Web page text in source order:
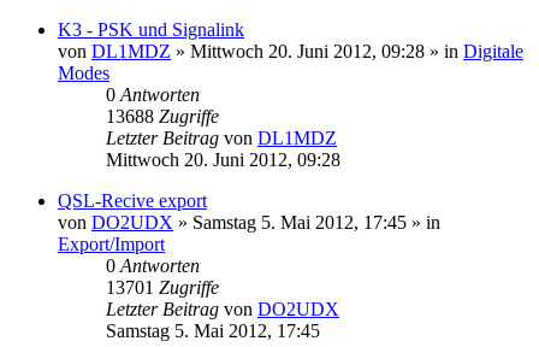
K3 - PSK und Signalink
von DL1MDZ » Mittwoch 20. Juni 2012, 09:28 » in Digitale
Modes
0 Antworten
13688 Zugriffe
Letzter Beitrag von DL1MDZ
Mittwoch 20. Juni 2012, 09:28
QSL-Recive export
von DO2UDX » Samstag 5. Mai 2012, 17:45 » in
Export/Import
0 Antworten
13701 Zugriffe
Letzter Beitrag von DO2UDX
Samstag 5. Mai 2012, 17:45